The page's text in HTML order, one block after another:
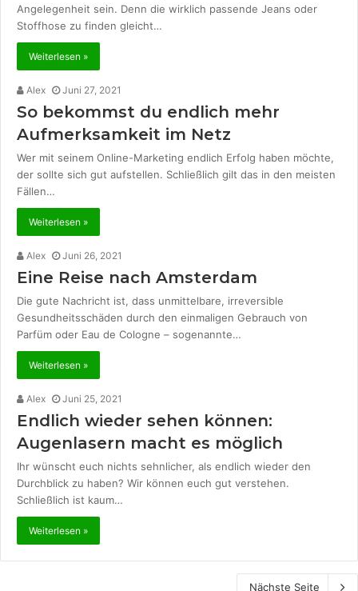
Angelegenheit sein. Denn die wirklich passende Jeans oder
Stoffhose zu finden gleicht…
Weiterlesen »
Alex Juni 27, 2021
So bekommst du endlich mehr
Aufmerksamkeit im Netz
Wer mit seinem Online-Marketing endlich Erfolg haben möchte,
der sollte sich gut aufstellen. Schließlich gilt das in den meisten
Fällen…
Weiterlesen »
Alex Juni 26, 2021
Eine Reise nach Amsterdam
Die gute Nachricht ist, dass unmittelbare, irreversible
Gesundheitsschäden durch den einmaligen Gebrauch von
Parfüm oder Eau de Cologne – sogenannte…
Weiterlesen »
Alex Juni 25, 2021
Endlich wieder sehen können:
Augenlasern macht es möglich
Ihr wünscht euch nichts sehnlicher, als endlich wieder den
Durchblick zu haben? Wir können euch gut verstehen.
Schließlich ist kaum…
Weiterlesen »
Nächste Seite